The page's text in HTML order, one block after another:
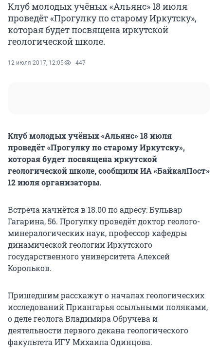
Клуб молодых учёных «Альянс» 18 июля
проведёт «Прогулку по старому Иркутску»,
которая будет посвящена иркутской
геологической школе.
12 июля 2017, 12:05 447
Клуб молодых учёных «Альянс» 18 июля
проведёт «Прогулку по старому Иркутску»,
которая будет посвящена иркутской
геологической школе, сообщили ИА «БайкалПост»
12 июля организаторы.
Встреча начнётся в 18.00 по адресу: Бульвар
Гагарина, 56. Прогулку проведёт доктор геолого-
минералогических наук, профессор кафедры
динамической геологии Иркутского
государственного университета Алексей
Корольков.
Пришедшим расскажут о началах геологических
исследований Приангарья ссыльными поляками,
о деле геолога Владимира Обручева и
деятельности первого декана геологического
факультета ИГУ Михаила Одинцова.